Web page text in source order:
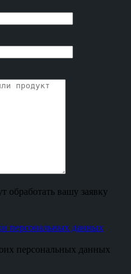
обработать вашу заявку
персональных данных
персональных данных